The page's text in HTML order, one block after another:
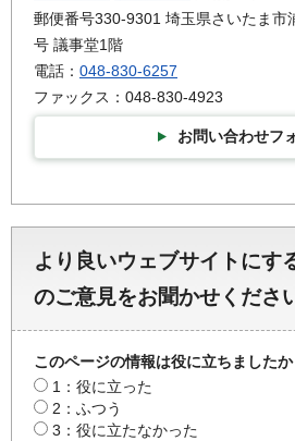
郵便番号330-9301 埼玉県さいたま市
号 議事堂1階
電話： 048-830-6257
ファックス：048-830-4923
お問い合わせフ
より良いウェブサイトにす
のご意見をお聞かせくださ
このページの情報は役に立ちましたか
1：役に立った
2：ふつう
3：役に立たなかった